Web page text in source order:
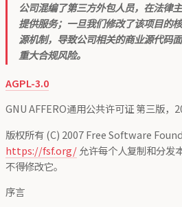
公司混编了第三方外包人员，在法律
提供服务；一旦我们修改了该项目的
源机制，导致公司相关的商业源代码
重大合规风险。
AGPL-3.0
GNU AFFERO通用公共许可证 第三版，
版权所有 (C) 2007 Free Software
https://fsf.org/ 允许每个人复制和分发
不得修改它。
序言